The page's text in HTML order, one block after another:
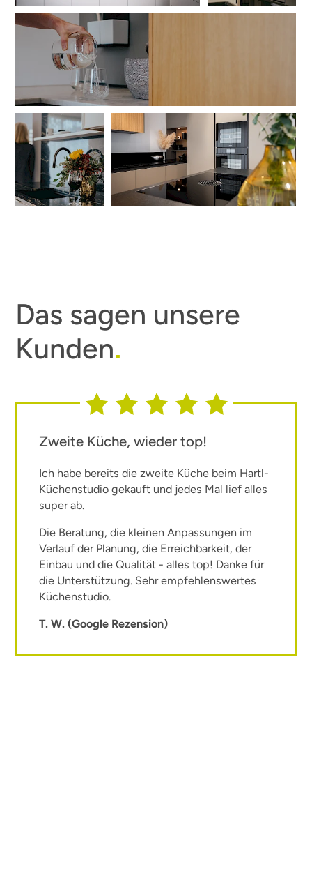
Das sagen unsere
Kunden.
Zweite Küche, wieder top!
Ich habe bereits die zweite Küche beim Hartl-
Küchenstudio gekauft und jedes Mal lief alles
super ab.
Die Beratung, die kleinen Anpassungen im
Verlauf der Planung, die Erreichbarkeit, der
Einbau und die Qualität - alles top! Danke für
die Unterstützung. Sehr empfehlenswertes
Küchenstudio.
T. W. (Google Rezension)